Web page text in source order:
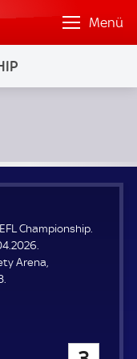
Menü
Championship.
Arena